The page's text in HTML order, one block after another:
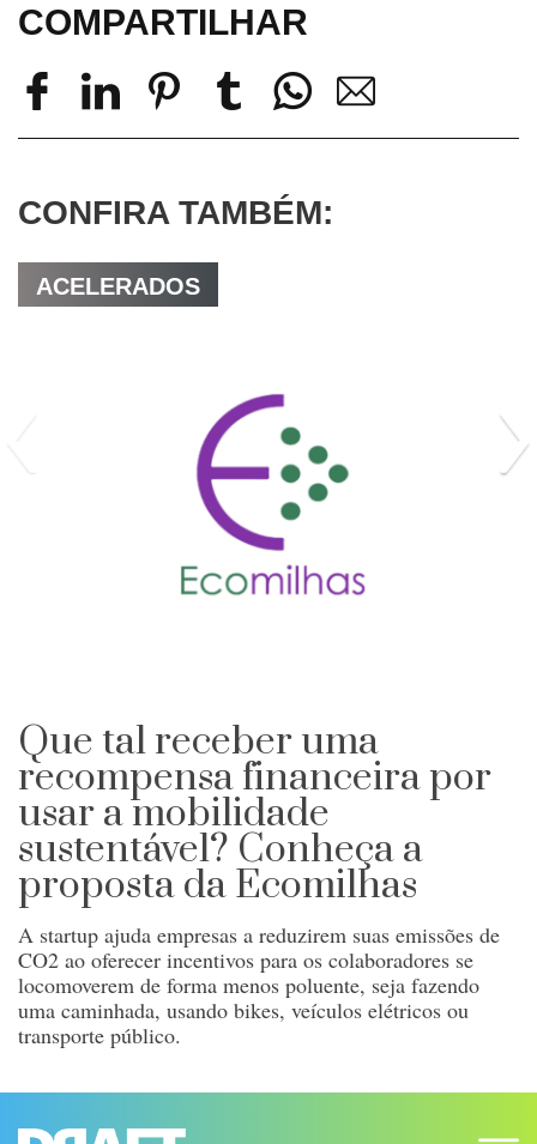
COMPARTILHAR
CONFIRA TAMBÉM:
ACELERADOS
Que tal receber uma
recompensa financeira por
usar a mobilidade
sustentável? Conheça a
proposta da Ecomilhas
A startup ajuda empresas a reduzirem suas emissões de
CO2 ao oferecer incentivos para os colaboradores se
locomoverem de forma menos poluente, seja fazendo
uma caminhada, usando bikes, veículos elétricos ou
transporte público.